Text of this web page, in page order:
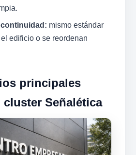
mismo estándar
edificio o se reordenan
principales
Señalética